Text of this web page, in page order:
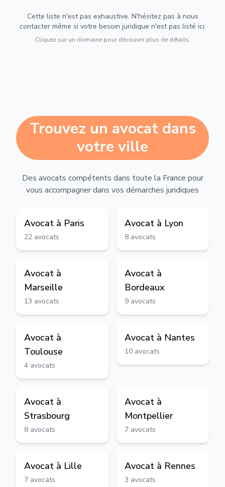
Cette liste n'est pas exhaustive. N'hésitez pas à nous
contacter même si votre besoin juridique n'est pas listé ici.
Cliquez sur un domaine pour découvrir plus de détails.
Trouvez un avocat dans
votre ville
Des avocats compétents dans toute la France pour
vous accompagner dans vos démarches juridiques
Avocat à Paris
22 avocats
Avocat à Lyon
8 avocats
Avocat à
Marseille
13 avocats
Avocat à
Bordeaux
9 avocats
Avocat à
Toulouse
4 avocats
Avocat à Nantes
10 avocats
Avocat à
Strasbourg
8 avocats
Avocat à
Montpellier
7 avocats
Avocat à Lille
7 avocats
Avocat à Rennes
3 avocats